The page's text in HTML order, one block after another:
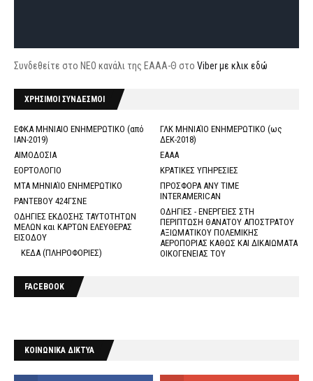
Συνδεθείτε στο ΝΕΟ κανάλι της ΕΑΑΑ-Θ στο Viber με κλικ εδώ
ΧΡΗΣΙΜΟΙ ΣΥΝΔΕΣΜΟΙ
ΕΦΚΑ ΜΗΝΙΑΙΟ ΕΝΗΜΕΡΩΤΙΚΟ (από
ΙΑΝ-2019)
ΓΛΚ ΜΗΝΙΑΊΟ ΕΝΗΜΕΡΩΤΙΚΟ (ως
ΔΕΚ-2018)
ΑΙΜΟΔΟΣΙΑ
ΕΑΑΑ
ΕΟΡΤΟΛΟΓΙΟ
ΚΡΑΤΙΚΕΣ ΥΠΗΡΕΣΙΕΣ
ΜΤΑ ΜΗΝΙΑΊΟ ΕΝΗΜΕΡΩΤΙΚΟ
ΠΡΟΣΦΟΡΑ ANY TIME
INTERAMERICAN
ΡΑΝΤΕΒΟΥ 424ΓΣΝΕ
ΟΔΗΓΙΕΣ - ΕΝΕΡΓΕΙΕΣ ΣΤΗ
ΠΕΡΙΠΤΩΣΗ ΘΑΝΑΤΟΥ ΑΠΟΣΤΡΑΤΟΥ
ΑΞΙΩΜΑΤΙΚΟΥ ΠΟΛΕΜΙΚΗΣ
ΑΕΡΟΠΟΡΙΑΣ ΚΑΘΩΣ ΚΑΙ ΔΙΚΑΙΩΜΑΤΑ
ΟΙΚΟΓΕΝΕΙΑΣ ΤΟΥ
ΟΔΗΓΙΕΣ ΕΚΔΟΣΗΣ ΤΑΥΤΟΤΗΤΩΝ
ΜΕΛΩΝ και ΚΑΡΤΩΝ ΕΛΕΥΘΕΡΑΣ
ΕΙΣΟΔΟΥ
ΚΕΔΑ (ΠΛΗΡΟΦΟΡΙΕΣ)
FACEBOOK
ΚΟΙΝΩΝΙΚΑ ΔΙΚΤΥΑ